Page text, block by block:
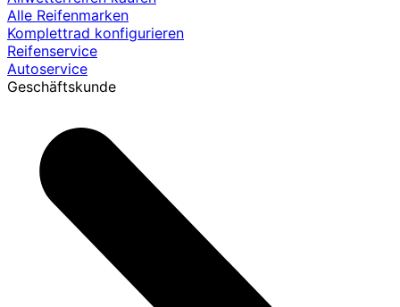
Alle Reifenmarken
Komplettrad konfigurieren
Reifenservice
Autoservice
Geschäftskunde